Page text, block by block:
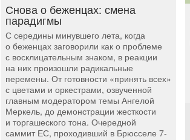
Снова о беженцах: смена
парадигмы
С середины минувшего лета, когда
о беженцах заговорили как о проблеме
с восклицательным знаком, в реакции
на них произошли радикальные
перемены. От готовности «принять всех»
с цветами и оркестрами, озвученной
главным модератором темы Ангелой
Меркель, до демонстрации жесткости
и торгашеского тона. Очередной
саммит ЕС, проходивший в Брюсселе 7-